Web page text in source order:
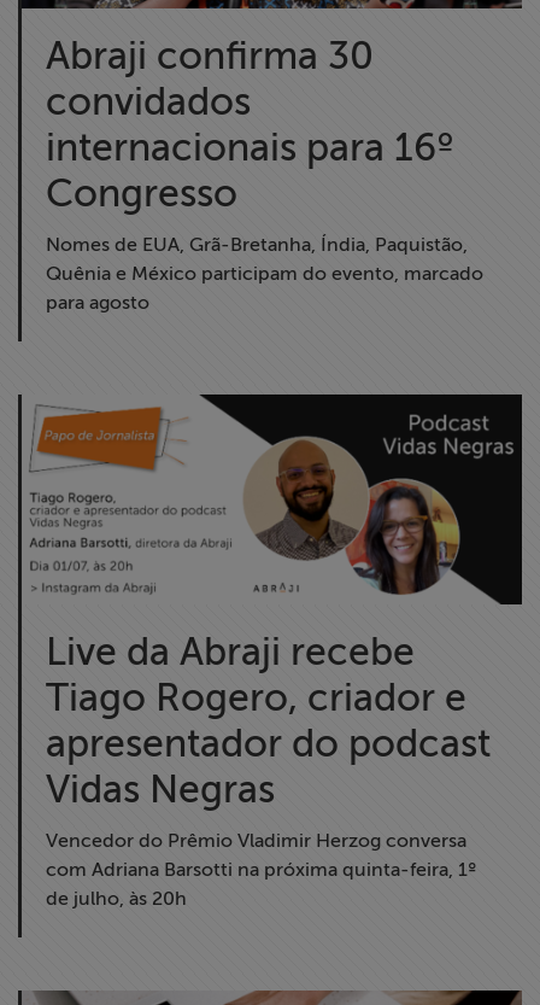
Abraji confirma 30
convidados
internacionais para 16º
Congresso
Nomes de EUA, Grã-Bretanha, Índia, Paquistão,
Quênia e México participam do evento, marcado
para agosto
Live da Abraji recebe
Tiago Rogero, criador e
apresentador do podcast
Vidas Negras
Vencedor do Prêmio Vladimir Herzog conversa
com Adriana Barsotti na próxima quinta-feira, 1º
de julho, às 20h